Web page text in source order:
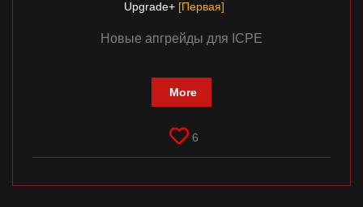
Upgrade+ [Первая]
Новые апгрейды для ICPE
More
6